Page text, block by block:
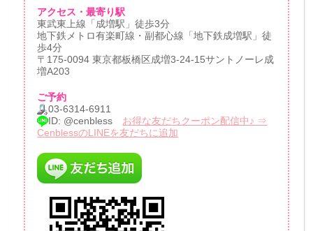
アクセス・最寄り駅
東武東上線「成増駅」徒歩3分
地下鉄メトロ有楽町線・副都心線「地下鉄成増駅」徒
歩4分
〒175-0094 東京都板橋区成増3-24-15サントノーレ成
増A203
ご予約
03-6314-6911
ID: @cenbless お得な友だちクーポン配信中♪ ⇒
CenblessのLINEを友だちに追加